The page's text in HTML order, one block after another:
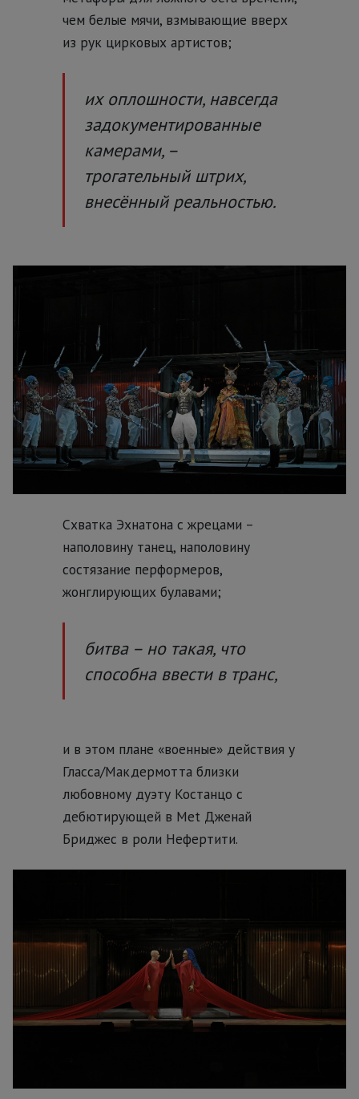
чем белые мячи, взмывающие вверх
из рук цирковых артистов;
их оплошности, навсегда
задокументированные
камерами, –
трогательный штрих,
внесённый реальностью.
Схватка Эхнатона с жрецами –
наполовину танец, наполовину
состязание перформеров,
жонглирующих булавами;
битва – но такая, что
способна ввести в транс,
и в этом плане «военные» действия у
Гласса/Макдермотта близки
любовному дуэту Костанцо с
дебютирующей в Met Дженай
Бриджес в роли Нефертити.